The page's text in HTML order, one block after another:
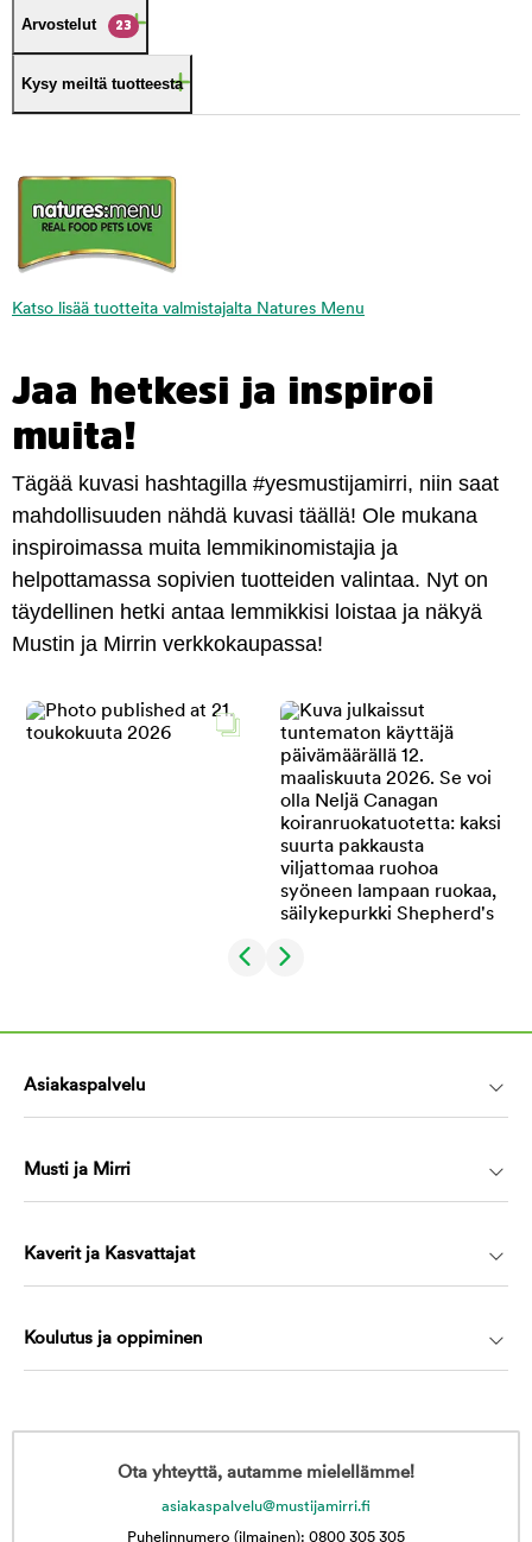
Arvostelut 23
Kysy meiltä tuotteesta
Katso lisää tuotteita valmistajalta Natures Menu
Jaa hetkesi ja inspiroi
muita!
Tägää kuvasi hashtagilla #yesmustijamirri, niin saat
mahdollisuuden nähdä kuvasi täällä! Ole mukana
inspiroimassa muita lemmikinomistajia ja
helpottamassa sopivien tuotteiden valintaa. Nyt on
täydellinen hetki antaa lemmikkisi loistaa ja näkyä
Mustin ja Mirrin verkkokaupassa!
Asiakaspalvelu
Musti ja Mirri
Kaverit ja Kasvattajat
Koulutus ja oppiminen
Ota yhteyttä, autamme mielellämme!
asiakaspalvelu@mustijamirri.fi
Puhelinnumero (ilmainen): 0800 305 305